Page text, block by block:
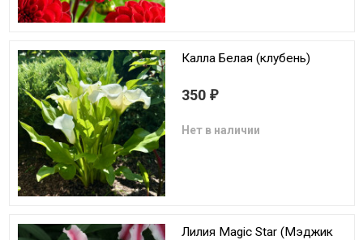
Калла Белая (клубень)
350 ₽
Нет в наличии
Лилия Magic Star (Мэджик